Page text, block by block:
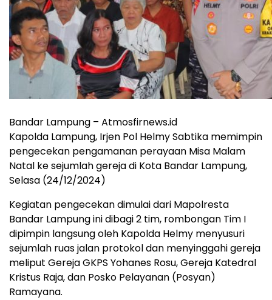
Bandar Lampung – Atmosfirnews.id
Kapolda Lampung, Irjen Pol Helmy Sabtika memimpin
pengecekan pengamanan perayaan Misa Malam
Natal ke sejumlah gereja di Kota Bandar Lampung,
Selasa (24/12/2024)
Kegiatan pengecekan dimulai dari Mapolresta
Bandar Lampung ini dibagi 2 tim, rombongan Tim I
dipimpin langsung oleh Kapolda Helmy menyusuri
sejumlah ruas jalan protokol dan menyinggahi gereja
meliput Gereja GKPS Yohanes Rosu, Gereja Katedral
Kristus Raja, dan Posko Pelayanan (Posyan)
Ramayana.